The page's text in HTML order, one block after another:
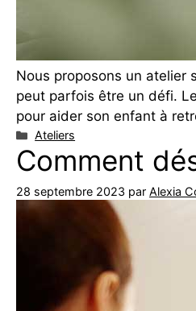
Nous proposons un atelier
peut parfois être un défi.
pour aider son enfant à
Catégories
Ateliers
Comment
28 septembre 2023 par Alexia